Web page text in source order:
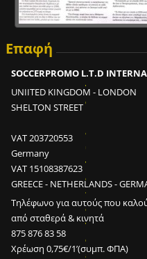
Ε
ν
α
δ
ν
α
τ
ό
ν
σ
ε
Επαφή
SOCCERPROMO L.T.D
UNIITED KINGDOM - LONDON
SHELTON STREET
VAT 203720553
Germany
VAT 15108387623
GREECE - NETHERLANDS -
Τηλέφωνο για αυτούς που
από σταθερά & κινητά
875 876 83 58
Χρέωση 0,75€/1’(συμπ. ΦΠΑ)